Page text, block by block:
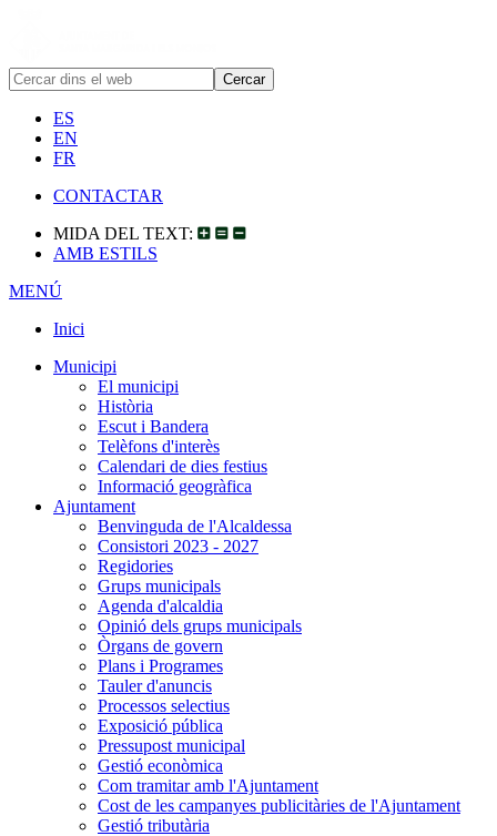
ES
EN
FR
CONTACTAR
MIDA DEL TEXT:
AMB ESTILS
MENÚ
Inici
Municipi
El municipi
Història
Escut i Bandera
Telèfons d'interès
Calendari de dies festius
Informació geogràfica
Ajuntament
Benvinguda de l'Alcaldessa
Consistori 2023 - 2027
Regidories
Grups municipals
Agenda d'alcaldia
Opinió dels grups municipals
Òrgans de govern
Plans i Programes
Tauler d'anuncis
Processos selectius
Exposició pública
Pressupost municipal
Gestió econòmica
Com tramitar amb l'Ajuntament
Cost de les campanyes publicitàries de l'Ajuntament
Gestió tributària